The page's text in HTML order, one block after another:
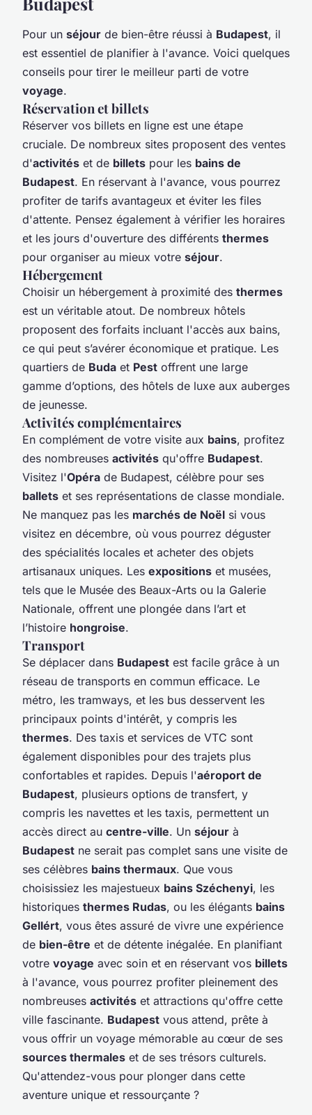
Pour un séjour de bien-être réussi à Budapest, il
est essentiel de planifier à l'avance. Voici quelques
conseils pour tirer le meilleur parti de votre
voyage.
Réservation et billets
Réserver vos billets en ligne est une étape
cruciale. De nombreux sites proposent des ventes
d'activités et de billets pour les bains de
Budapest. En réservant à l'avance, vous pourrez
profiter de tarifs avantageux et éviter les files
d'attente. Pensez également à vérifier les horaires
et les jours d'ouverture des différents thermes
pour organiser au mieux votre séjour.
Hébergement
Choisir un hébergement à proximité des thermes
est un véritable atout. De nombreux hôtels
proposent des forfaits incluant l'accès aux bains,
ce qui peut s’avérer économique et pratique. Les
quartiers de Buda et Pest offrent une large
gamme d’options, des hôtels de luxe aux auberges
de jeunesse.
Activités complémentaires
En complément de votre visite aux bains, profitez
des nombreuses activités qu'offre Budapest.
Visitez l'Opéra de Budapest, célèbre pour ses
ballets et ses représentations de classe mondiale.
Ne manquez pas les marchés de Noël si vous
visitez en décembre, où vous pourrez déguster
des spécialités locales et acheter des objets
artisanaux uniques. Les expositions et musées,
tels que le Musée des Beaux-Arts ou la Galerie
Nationale, offrent une plongée dans l’art et
l’histoire hongroise.
Transport
Se déplacer dans Budapest est facile grâce à un
réseau de transports en commun efficace. Le
métro, les tramways, et les bus desservent les
principaux points d'intérêt, y compris les
thermes. Des taxis et services de VTC sont
également disponibles pour des trajets plus
confortables et rapides. Depuis l'aéroport de
Budapest, plusieurs options de transfert, y
compris les navettes et les taxis, permettent un
accès direct au centre-ville. Un séjour à
Budapest ne serait pas complet sans une visite de
ses célèbres bains thermaux. Que vous
choisissiez les majestueux bains Széchenyi, les
historiques thermes Rudas, ou les élégants bains
Gellért, vous êtes assuré de vivre une expérience
de bien-être et de détente inégalée. En planifiant
votre voyage avec soin et en réservant vos billets
à l'avance, vous pourrez profiter pleinement des
nombreuses activités et attractions qu'offre cette
ville fascinante. Budapest vous attend, prête à
vous offrir un voyage mémorable au cœur de ses
sources thermales et de ses trésors culturels.
Qu'attendez-vous pour plonger dans cette
aventure unique et ressourçante ?